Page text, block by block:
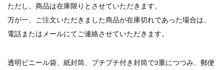
ただし、商品は在庫限りとさせていただきます。
万が一、ご注文いただきました商品が在庫切れであった場合は、
電話またはメールにてご連絡させていただきます。
透明ビニール袋、紙封筒、プチプチ付き封筒で3重につつみ、郵便